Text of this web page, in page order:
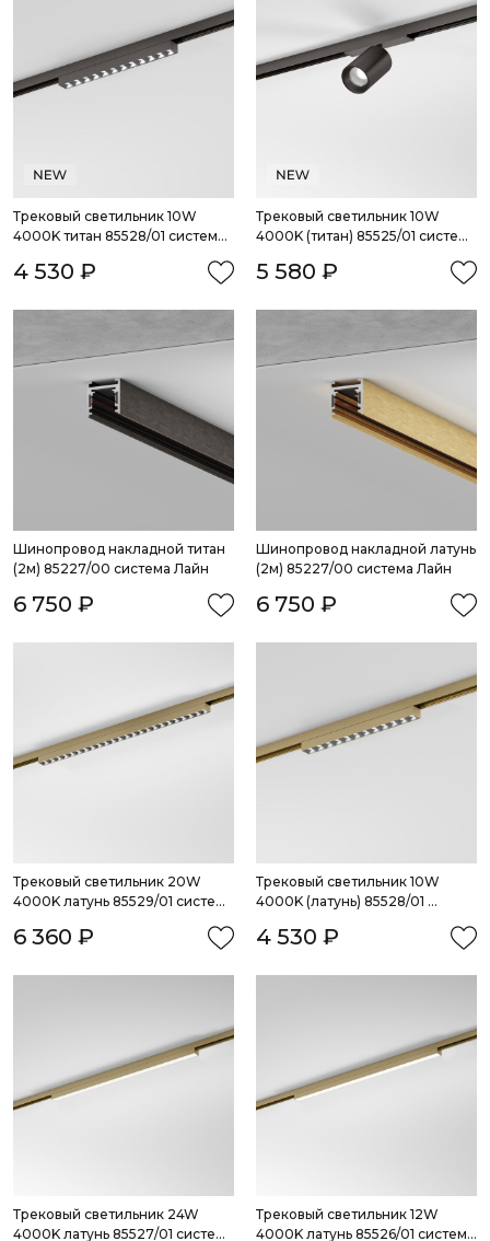
Трековый светильник 10W
4000K титан 85528/01 система
4 530 ₽
Трековый светильник 10W
4000K (титан) 85525/01 система
5 580 ₽
Шинопровод накладной титан
(2м) 85227/00 система Лайн
6 750 ₽
Шинопровод накладной латунь
(2м) 85227/00 система Лайн
6 750 ₽
Трековый светильник 20W
4000K латунь 85529/01 система
6 360 ₽
Трековый светильник 10W
4000K (латунь) 85528/01
4 530 ₽
Трековый светильник 24W
4000K латунь 85527/01 система
Трековый светильник 12W
4000K латунь 85526/01 система